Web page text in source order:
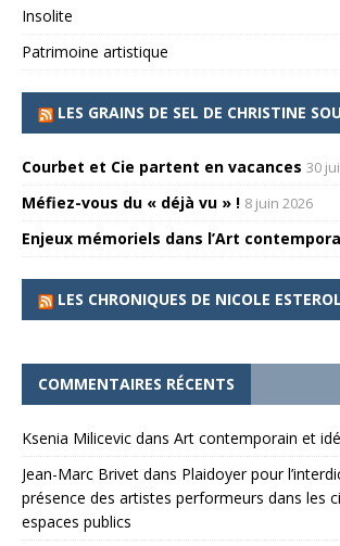
Insolite
Patrimoine artistique
LES GRAINS DE SEL DE CHRISTINE
Courbet et Cie partent en vacances 30
Méfiez-vous du « déjà vu » ! 8 juin 2026
Enjeux mémoriels dans l’Art
LES CHRONIQUES DE NICOLE
COMMENTAIRES RÉCENTS
Ksenia Milicevic dans Art contemporain et
Jean-Marc Brivet dans Plaidoyer pour
présence des artistes performeurs dans les
espaces publics